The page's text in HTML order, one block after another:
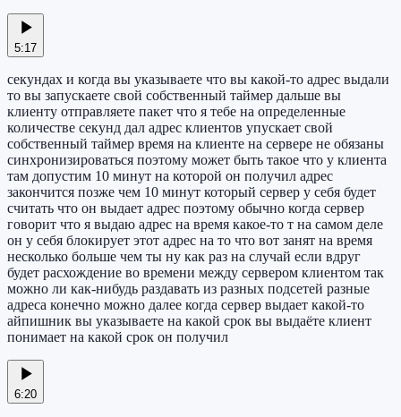
5:17
секундах и когда вы указываете что вы какой-то адрес выдали
то вы запускаете свой собственный таймер дальше вы
клиенту отправляете пакет что я тебе на определенные
количестве секунд дал адрес клиентов упускает свой
собственный таймер время на клиенте на сервере не обязаны
синхронизироваться поэтому может быть такое что у клиента
там допустим 10 минут на которой он получил адрес
закончится позже чем 10 минут который сервер у себя будет
считать что он выдает адрес поэтому обычно когда сервер
говорит что я выдаю адрес на время какое-то т на самом деле
он у себя блокирует этот адрес на то что вот занят на время
несколько больше чем ты ну как раз на случай если вдруг
будет расхождение во времени между сервером клиентом так
можно ли как-нибудь раздавать из разных подсетей разные
адреса конечно можно далее когда сервер выдает какой-то
айпишник вы указываете на какой срок вы выдаёте клиент
понимает на какой срок он получил
6:20